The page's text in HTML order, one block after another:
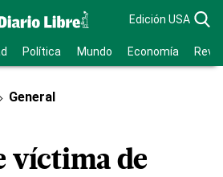
Edición USA
Política Mundo Economía
General
víctima de